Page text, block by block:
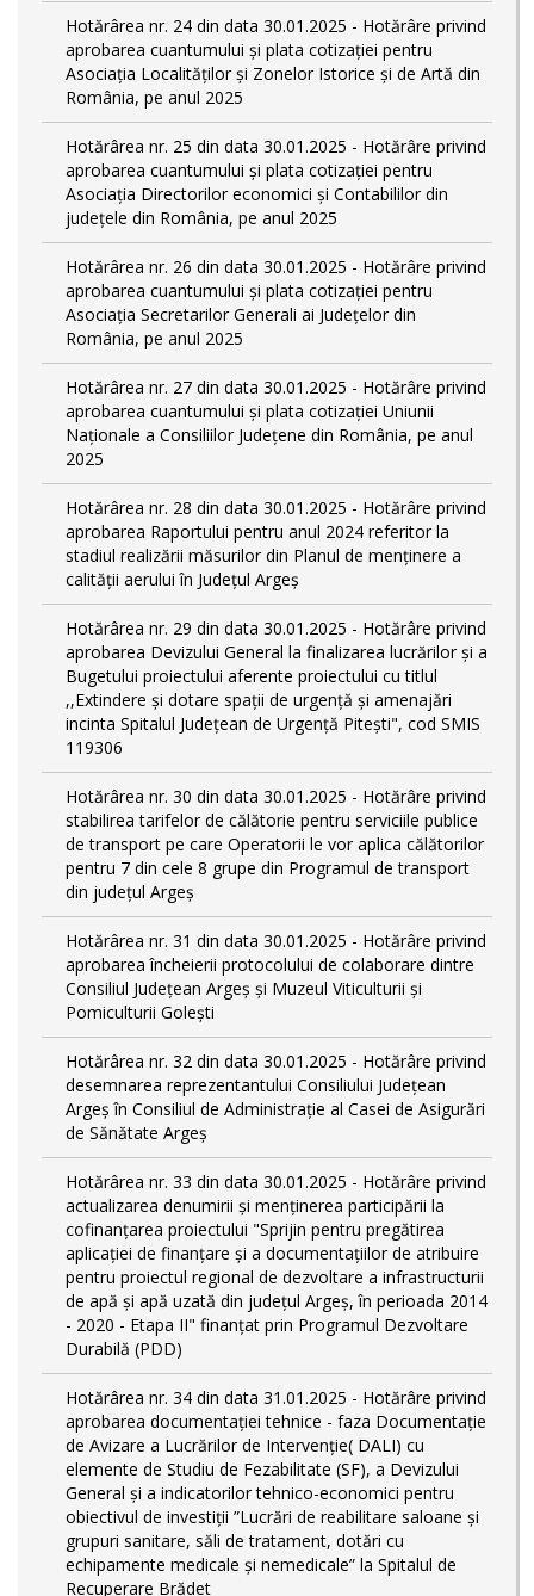
Hotărârea nr. 24 din data 30.01.2025 - Hotărâre privind
aprobarea cuantumului și plata cotizației pentru
Asociația Localităților și Zonelor Istorice și de Artă din
România, pe anul 2025
Hotărârea nr. 25 din data 30.01.2025 - Hotărâre privind
aprobarea cuantumului și plata cotizației pentru
Asociația Directorilor economici și Contabililor din
județele din România, pe anul 2025
Hotărârea nr. 26 din data 30.01.2025 - Hotărâre privind
aprobarea cuantumului și plata cotizației pentru
Asociația Secretarilor Generali ai Județelor din
România, pe anul 2025
Hotărârea nr. 27 din data 30.01.2025 - Hotărâre privind
aprobarea cuantumului și plata cotizației Uniunii
Naționale a Consiliilor Județene din România, pe anul
2025
Hotărârea nr. 28 din data 30.01.2025 - Hotărâre privind
aprobarea Raportului pentru anul 2024 referitor la
stadiul realizării măsurilor din Planul de menținere a
calității aerului în Județul Argeș
Hotărârea nr. 29 din data 30.01.2025 - Hotărâre privind
aprobarea Devizului General la finalizarea lucrărilor și a
Bugetului proiectului aferente proiectului cu titlul
,,Extindere și dotare spații de urgență și amenajări
incinta Spitalul Județean de Urgență Pitești", cod SMIS
119306
Hotărârea nr. 30 din data 30.01.2025 - Hotărâre privind
stabilirea tarifelor de călătorie pentru serviciile publice
de transport pe care Operatorii le vor aplica călătorilor
pentru 7 din cele 8 grupe din Programul de transport
din județul Argeş
Hotărârea nr. 31 din data 30.01.2025 - Hotărâre privind
aprobarea încheierii protocolului de colaborare dintre
Consiliul Județean Argeș și Muzeul Viticulturii și
Pomiculturii Golești
Hotărârea nr. 32 din data 30.01.2025 - Hotărâre privind
desemnarea reprezentantului Consiliului Județean
Argeș în Consiliul de Administrație al Casei de Asigurări
de Sănătate Argeș
Hotărârea nr. 33 din data 30.01.2025 - Hotărâre privind
actualizarea denumirii și menținerea participării la
cofinanțarea proiectului "Sprijin pentru pregătirea
aplicaţiei de finanţare şi a documentaţiilor de atribuire
pentru proiectul regional de dezvoltare a infrastructurii
de apă şi apă uzată din judeţul Argeş, în perioada 2014
- 2020 - Etapa II" finanțat prin Programul Dezvoltare
Durabilă (PDD)
Hotărârea nr. 34 din data 31.01.2025 - Hotărâre privind
aprobarea documentației tehnice - faza Documentație
de Avizare a Lucrărilor de Intervenție( DALI) cu
elemente de Studiu de Fezabilitate (SF), a Devizului
General și a indicatorilor tehnico-economici pentru
obiectivul de investiții ”Lucrări de reabilitare saloane și
grupuri sanitare, săli de tratament, dotări cu
echipamente medicale și nemedicale” la Spitalul de
Recuperare Brădet